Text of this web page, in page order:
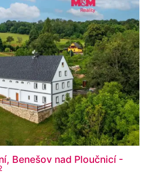
Benešov nad Ploučnicí -